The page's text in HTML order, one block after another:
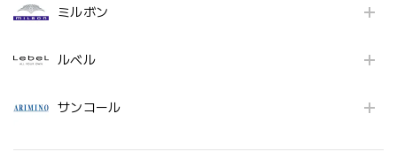
ミルボン
ルベル
サンコール